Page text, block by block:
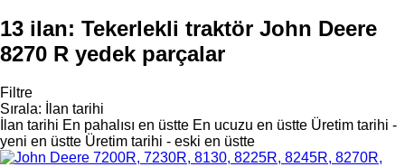
13 ilan: Tekerlekli traktör John Deere
8270 R yedek parçalar
Filtre
Sırala:
İlan tarihi
İlan tarihi En pahalısı en üstte En ucuzu en üstte Üretim tarihi -
yeni en üstte Üretim tarihi - eski en üstte